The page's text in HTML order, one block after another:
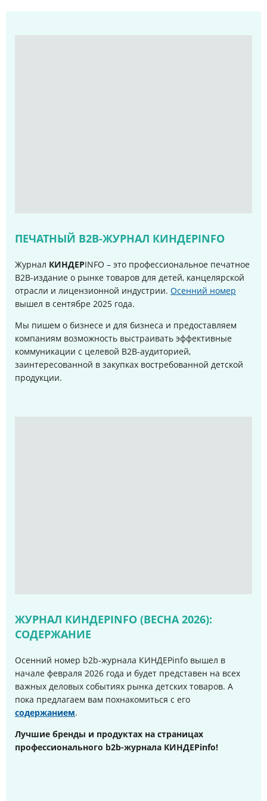
ПЕЧАТНЫЙ B2B-ЖУРНАЛ КИНДЕРINFO
Журнал КИНДЕРINFO – это профессиональное печатное
B2B-издание о рынке товаров для детей, канцелярской
отрасли и лицензионной индустрии. Осенний номер
вышел в сентябре 2025 года.
Мы пишем о бизнесе и для бизнеса и предоставляем
компаниям возможность выстраивать эффективные
коммуникации с целевой B2B-аудиторией,
заинтересованной в закупках востребованной детской
продукции.
ЖУРНАЛ КИНДЕРINFO (ВЕСНА 2026):
СОДЕРЖАНИЕ
Осенний номер b2b-журнала КИНДЕРinfo вышел в
начале февраля 2026 года и будет представен на всех
важных деловых событиях рынка детских товаров. А
пока предлагаем вам похнакомиться с его
содержанием.
Лучшие бренды и продуктах на страницах
профессионального b2b-журнала КИНДЕРinfo!